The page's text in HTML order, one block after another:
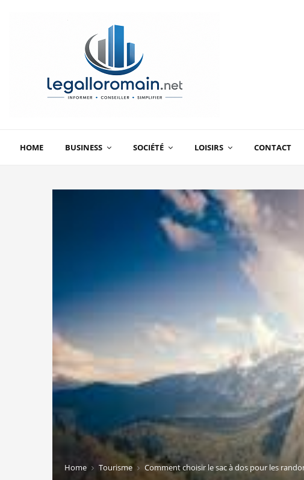
HOME BUSINESS SOCIÉTÉ LOISIRS CONTACT
Home Tourisme Comment choisir le sac à dos pour les